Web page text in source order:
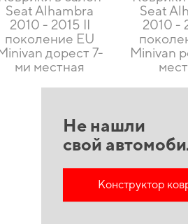
Seat Alhambra
2010 - 2015 II
поколение EU
дорест 7-
ми местная
Seat
2010 -
Minivan
Не нашли
свой
Конструктор